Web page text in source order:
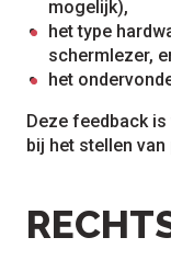
mogelijk),
het type
schermlezer,
het
Deze feedback
bij het stellen